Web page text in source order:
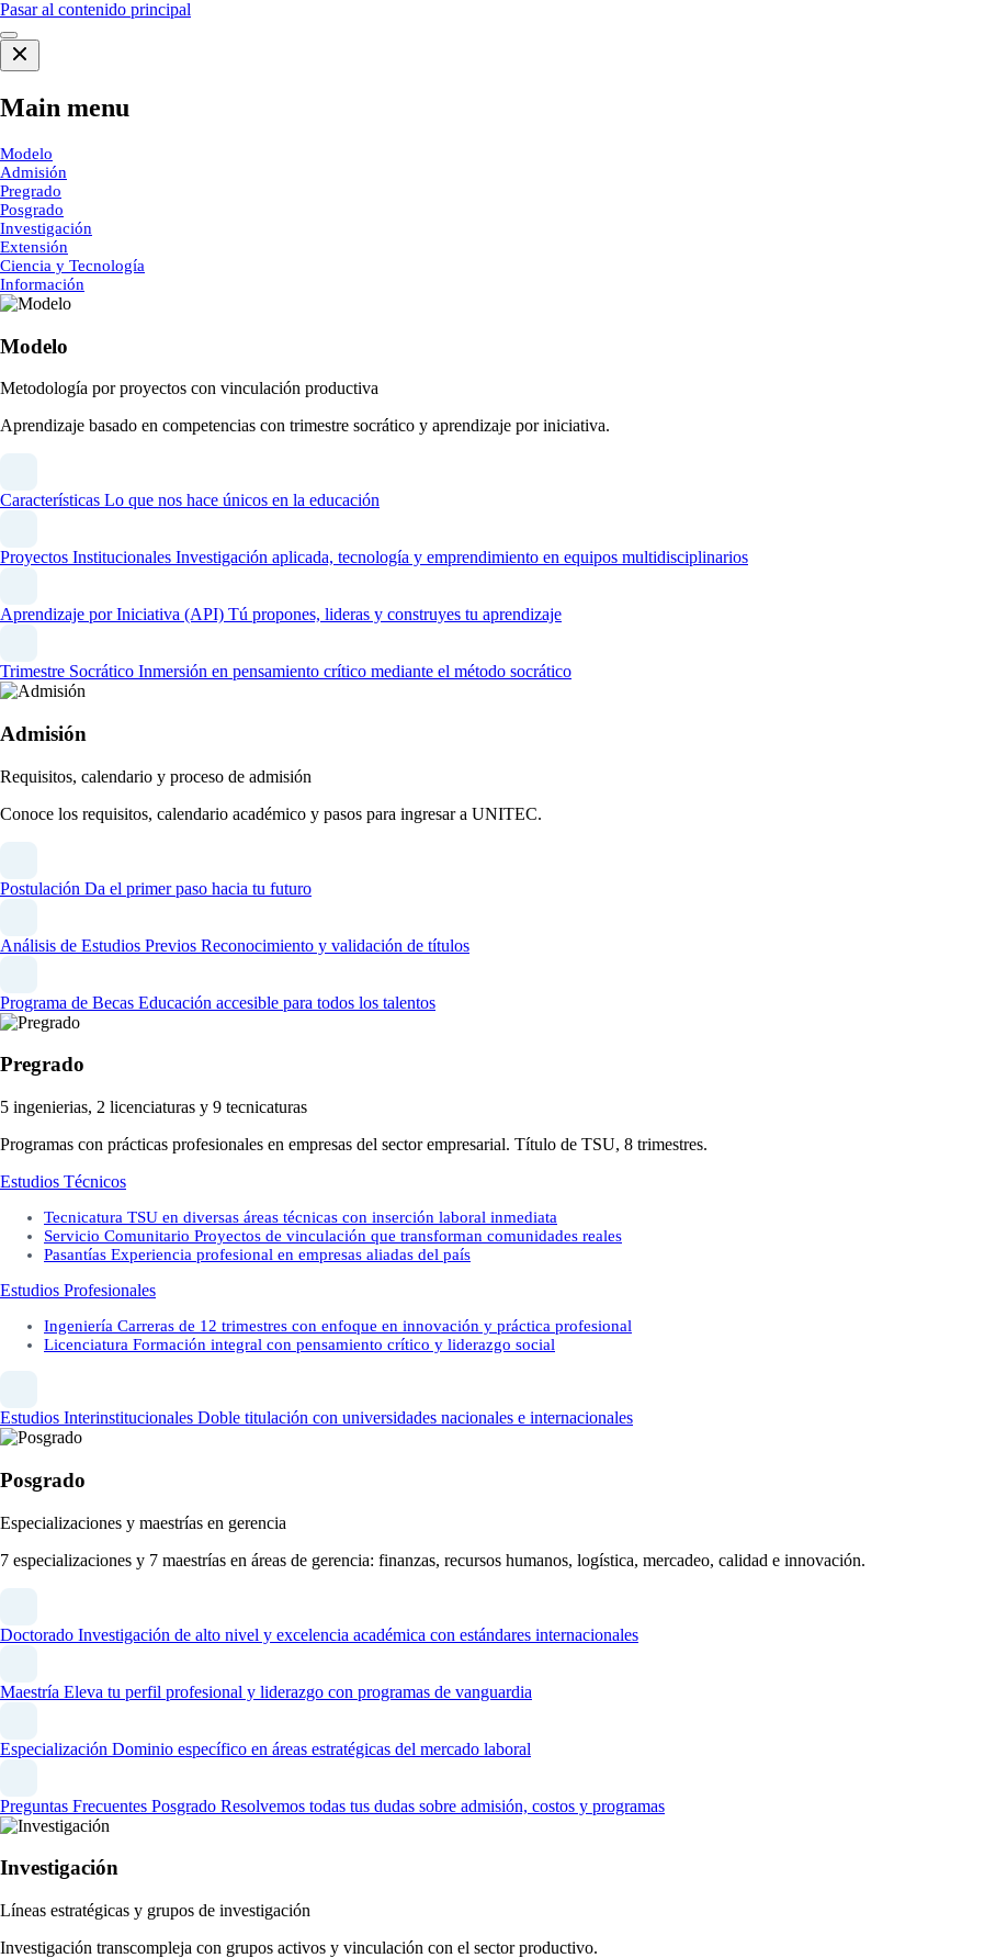
Pasar al contenido principal
Main menu
Modelo
Admisión
Pregrado
Posgrado
Investigación
Extensión
Ciencia y Tecnología
Información
Modelo
Metodología por proyectos con vinculación productiva
Aprendizaje basado en competencias con trimestre socrático y aprendizaje por iniciativa.
Características Lo que nos hace únicos en la educación
Proyectos Institucionales Investigación aplicada, tecnología y emprendimiento en equipos multidisciplinarios
Aprendizaje por Iniciativa (API) Tú propones, lideras y construyes tu aprendizaje
Trimestre Socrático Inmersión en pensamiento crítico mediante el método socrático
Admisión
Requisitos, calendario y proceso de admisión
Conoce los requisitos, calendario académico y pasos para ingresar a UNITEC.
Postulación Da el primer paso hacia tu futuro
Análisis de Estudios Previos Reconocimiento y validación de títulos
Programa de Becas Educación accesible para todos los talentos
Pregrado
5 ingenierias, 2 licenciaturas y 9 tecnicaturas
Programas con prácticas profesionales en empresas del sector empresarial. Título de TSU, 8 trimestres.
Estudios Técnicos
Tecnicatura TSU en diversas áreas técnicas con inserción laboral inmediata
Servicio Comunitario Proyectos de vinculación que transforman comunidades reales
Pasantías Experiencia profesional en empresas aliadas del país
Estudios Profesionales
Ingeniería Carreras de 12 trimestres con enfoque en innovación y práctica profesional
Licenciatura Formación integral con pensamiento crítico y liderazgo social
Estudios Interinstitucionales Doble titulación con universidades nacionales e internacionales
Posgrado
Especializaciones y maestrías en gerencia
7 especializaciones y 7 maestrías en áreas de gerencia: finanzas, recursos humanos, logística, mercadeo, calidad e innovación.
Doctorado Investigación de alto nivel y excelencia académica con estándares internacionales
Maestría Eleva tu perfil profesional y liderazgo con programas de vanguardia
Especialización Dominio específico en áreas estratégicas del mercado laboral
Preguntas Frecuentes Posgrado Resolvemos todas tus dudas sobre admisión, costos y programas
Investigación
Líneas estratégicas y grupos de investigación
Investigación transcompleja con grupos activos y vinculación con el sector productivo.